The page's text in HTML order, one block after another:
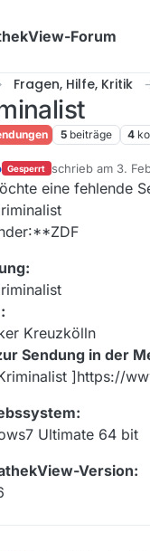
Forum
Fragen, Hilfe, Kritik
5 beiträge 4
Gesperrt schrieb am 3.
zuletzt editiert
eine fehlende
Kreuzkölln
Sendung in der
]https://
Ultimate 64 bit
Version: